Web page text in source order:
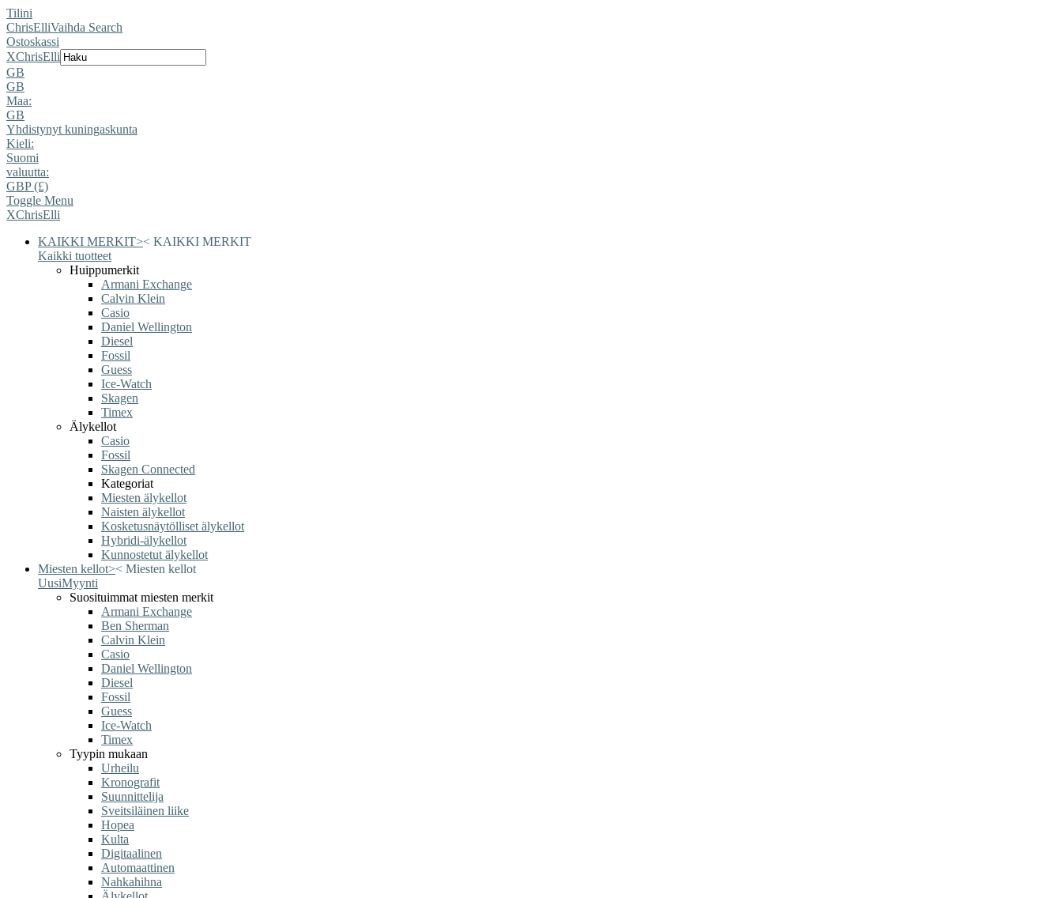
Tilini
ChrisElliVaihda Search
Ostoskassi
XChrisElli
GB
GB
Maa:
GB
Yhdistynyt kuningaskunta
Kieli:
Suomi
valuutta:
GBP (£)
Toggle Menu
XChrisElli
KAIKKI MERKIT>< KAIKKI MERKIT
Kaikki tuotteet
Huippumerkit
Armani Exchange
Calvin Klein
Casio
Daniel Wellington
Diesel
Fossil
Guess
Ice-Watch
Skagen
Timex
Älykellot
Casio
Fossil
Skagen Connected
Kategoriat
Miesten älykellot
Naisten älykellot
Kosketusnäytölliset älykellot
Hybridi-älykellot
Kunnostetut älykellot
Miesten kellot>< Miesten kellot
UusiMyynti
Suosituimmat miesten merkit
Armani Exchange
Ben Sherman
Calvin Klein
Casio
Daniel Wellington
Diesel
Fossil
Guess
Ice-Watch
Timex
Tyypin mukaan
Urheilu
Kronografit
Suunnittelija
Sveitsiläinen liike
Hopea
Kulta
Digitaalinen
Automaattinen
Nahkahihna